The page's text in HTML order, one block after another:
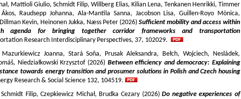
Mattioli Giulio, Schmidt Filip, Willberg Elias, Kilian Lena, Tenkanen Henrikki, Timmer
Raudsepp Johanna, Ala-Mantila Sanna, Jacobson Lisa, Guillen-Royo Mònica,
Kevin, Heinonen Jukka, Næss Peter (2026)Sufficient mobility and access within
agenda for bringing together corridor frameworks and transportation
Research Interdisciplinary Perspectives, 37, 102029.
Mazurkiewicz Joanna, Stará Soňa, Prusak Aleksandra, Bełch, Wojciech, Nesládek,
Niedziałkowski Krzysztof (2026) Between efficiency and democracy: Explaining
towards energy transition and prosumer solutions in Polish and Czech housing
Research & Social Science 132, 104519.
Filip, Czepkiewicz Michał, Brudka Cezary (2026)Do negative experiences of